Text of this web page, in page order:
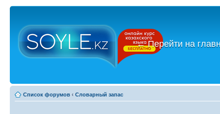
←Перейти на
Список форумов ‹ Словарный запас